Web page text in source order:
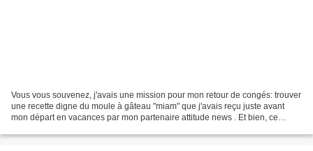
Vous vous souvenez, j'avais une mission pour mon retour de congés: trouver
une recette digne du moule à gâteau "miam" que j'avais reçu juste avant
mon départ en vacances par mon partenaire attitude news . Et bien, ce